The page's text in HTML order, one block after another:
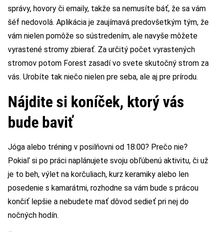
správy, hovory či emaily, takže sa nemusíte báť, že sa vám
šéf nedovolá. Aplikácia je zaujímavá predovšetkým tým, že
vám nielen pomôže so sústredením, ale navyše môžete
vyrastené stromy zbierať. Za určitý počet vyrastených
stromov potom Forest zasadí vo svete skutočný strom za
vás. Urobíte tak niečo nielen pre seba, ale aj pre prírodu.
Nájdite si koníček, ktorý vás
bude baviť
Jóga alebo tréning v posilňovni od 18:00? Prečo nie?
Pokiaľ si po práci naplánujete svoju obľúbenú aktivitu, či už
je to beh, výlet na korčuliach, kurz keramiky alebo len
posedenie s kamarátmi, rozhodne sa vám bude s prácou
končiť lepšie a nebudete mať dôvod sedieť pri nej do
nočných hodín.